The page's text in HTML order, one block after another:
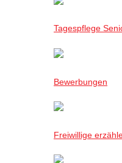
Tagespflege
Bewerbungen
Freiwillige